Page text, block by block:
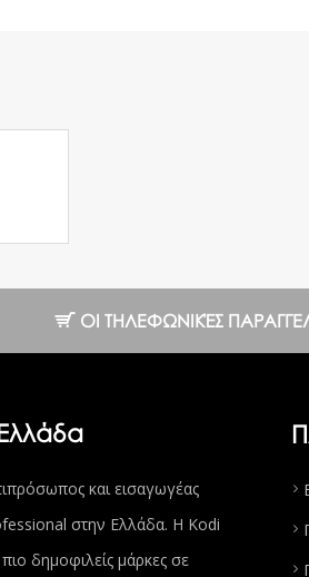
ΟΙ ΤΗΛΕΦΩΝΙΚΈΣ
και εισαγωγέας
στην Ελλάδα. Η Kodi
δημοφιλείς μάρκες σε